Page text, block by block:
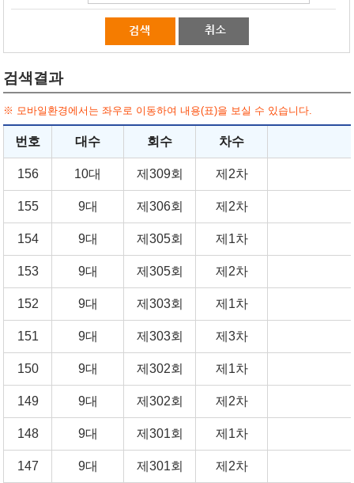
검색결과
※ 모바일환경에서는 좌우로 이동하여 내용(표)을 보실 수 있습니다.
번호 대수 회수 차수
156 10대 제309회 제2차
155 9대 제306회 제2차
154 9대 제305회 제1차
153 9대 제305회 제2차
152 9대 제303회 제1차
151 9대 제303회 제3차
150 9대 제302회 제1차
149 9대 제302회 제2차
148 9대 제301회 제1차
147 9대 제301회 제2차